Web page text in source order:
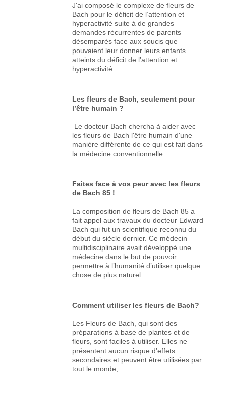
J'ai composé le complexe de fleurs de
Bach pour le déficit de l’attention et
hyperactivité suite à de grandes
demandes récurrentes de parents
désemparés face aux soucis que
pouvaient leur donner leurs enfants
atteints du déficit de l’attention et
hyperactivité...
Les fleurs de Bach, seulement pour
l’être humain ?
Le docteur Bach chercha à aider avec
les fleurs de Bach l'être humain d'une
manière différente de ce qui est fait dans
la médecine conventionnelle.
Faites face à vos peur avec les fleurs
de Bach 85 !
La composition de fleurs de Bach 85 a
fait appel aux travaux du docteur Edward
Bach qui fut un scientifique reconnu du
début du siècle dernier. Ce médecin
multidisciplinaire avait développé une
médecine dans le but de pouvoir
permettre à l’humanité d’utiliser quelque
chose de plus naturel...
Comment utiliser les fleurs de Bach?
Les Fleurs de Bach, qui sont des
préparations à base de plantes et de
fleurs, sont faciles à utiliser. Elles ne
présentent aucun risque d’effets
secondaires et peuvent être utilisées par
tout le monde, ....